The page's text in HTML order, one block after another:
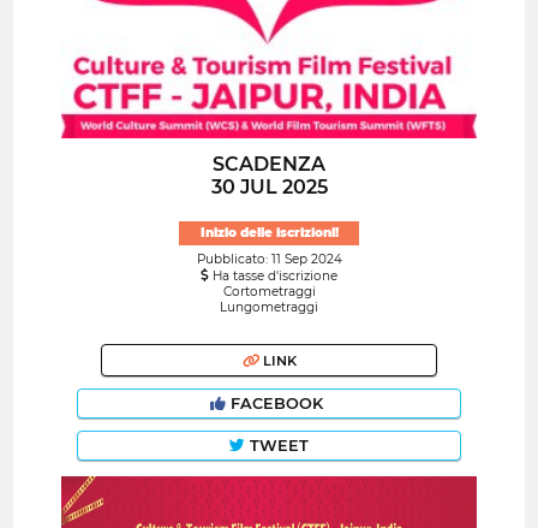
SCADENZA
30 JUL 2025
Inizio delle iscrizioni!
Pubblicato: 11 Sep 2024
Ha tasse d'iscrizione
Cortometraggi
Lungometraggi
LINK
FACEBOOK
TWEET